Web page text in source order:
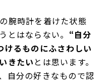
腕時計を着けた状態
とはならない。 “自分
けるものにふさわしい
きたい とは思います。
自分の好きなもので認